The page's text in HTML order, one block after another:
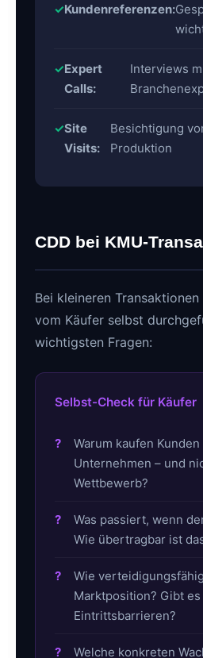
Kundenreferenzen:
Expert
Calls:
Interviews
Site
Visits:
Besichtigung
Produktion
CDD bei KMU-
Bei kleineren
vom Käufer selbst
wichtigsten Fragen:
Selbst-Check für Käufer
Warum kaufen
Unternehmen – und
Wettbewerb?
Was passiert, wenn
Wie übertragbar ist
Wie
Marktposition? Gibt
Eintrittsbarrieren?
Welche konkreten